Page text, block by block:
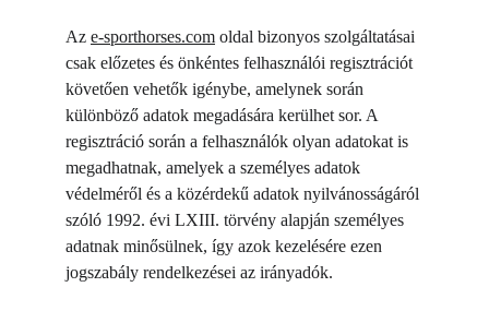
Az e-sporthorses.com oldal bizonyos szolgáltatásai
csak előzetes és önkéntes felhasználói regisztrációt
követően vehetők igénybe, amelynek során
különböző adatok megadására kerülhet sor. A
regisztráció során a felhasználók olyan adatokat is
megadhatnak, amelyek a személyes adatok
védelméről és a közérdekű adatok nyilvánosságáról
szóló 1992. évi LXIII. törvény alapján személyes
adatnak minősülnek, így azok kezelésére ezen
jogszabály rendelkezései az irányadók.